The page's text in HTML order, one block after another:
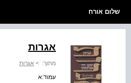
שלום אורח
אגרות
מתוך: > אגרות
עמוד:א